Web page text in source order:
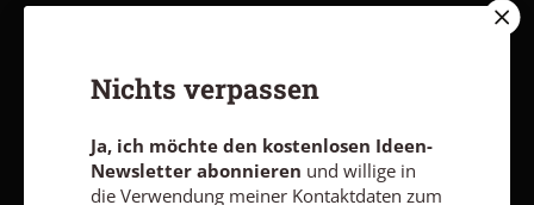
Vertrag widerrufen Abo online kündigen
Nichts verpassen
Ja, ich möchte den kostenlosen Ideen-
Newsletter abonnieren und willige in
die Verwendung meiner Kontaktdaten zum